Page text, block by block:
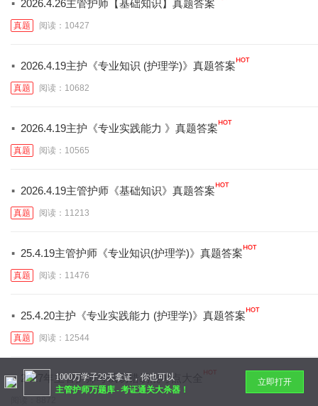
2026.4.26主管护师【基础知识】真题答案
真题 阅读：10427
· 2026.4.19主护《专业知识 (护理学)》真题答案
真题 阅读：10682
· 2026.4.19主护《专业实践能力 》真题答案
真题 阅读：10565
· 2026.4.19主管护师《基础知识》真题答案
真题 阅读：11213
· 25.4.19主管护师《专业知识(护理学)》真题答案
真题 阅读：11476
· 25.4.20主护《专业实践能力 (护理学)》真题答案
真题 阅读：12544
· 2027年主管护师考试易错易混考点大全
1000万学子29天拿证，你也可以
主管护师万题库-考证通关大杀器！
立即打开